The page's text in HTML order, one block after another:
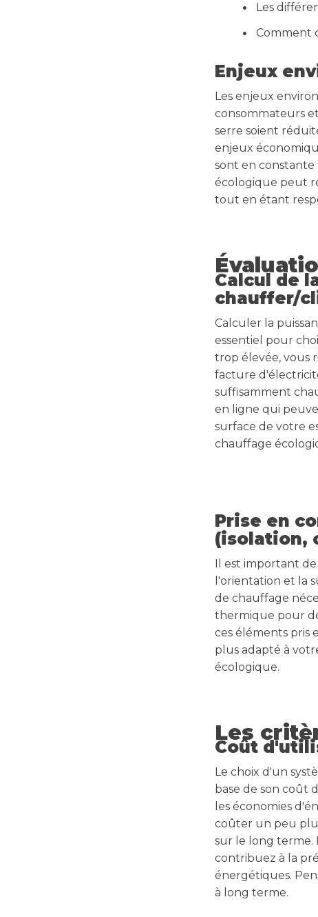
Les
Comment
Enjeux
Les enjeux
consommateurs
serre soient
enjeux
sont en
écologique peut
tout en étant
Calcul de
chauffer/
Calculer la
essentiel pour
trop élevée, vous
facture
suffisamment
en ligne qui
surface de votre
chauffage
Prise en
(isolation,
Il est important
l'orientation et la
de chauffage
thermique pour
ces éléments pris
plus adapté à
écologique.
Les
Coût
Le choix d'un
base de son coût
les économies
coûter un peu
sur le long terme.
contribuez à la
énergétiques.
à long terme.